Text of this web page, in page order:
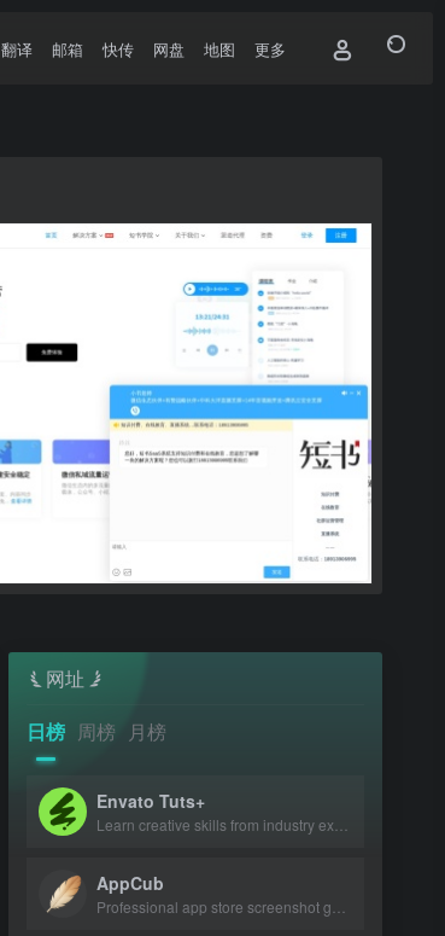
翻译 邮箱 快传 网盘 地图 更多
网址
日榜 周榜 月榜
Envato Tuts+
AppCub